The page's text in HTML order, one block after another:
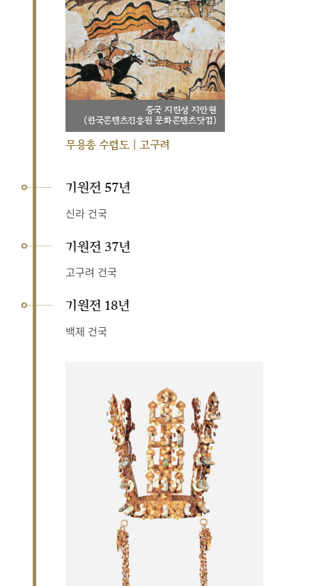
중국 지린성 지안현
(한국콘텐츠진흥원 문화콘텐츠닷컴)
무용총 수렵도 | 고구려
기원전 57년
신라 건국
기원전 37년
고구려 건국
기원전 18년
백제 건국